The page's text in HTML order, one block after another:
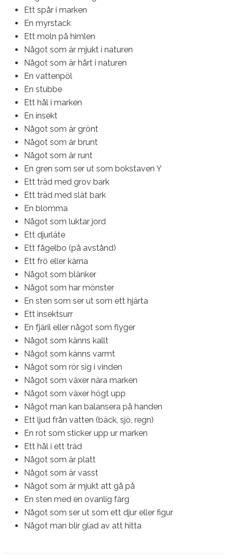
Ett spår i marken
En myrstack
Ett moln på himlen
Något som är mjukt i naturen
Något som är hårt i naturen
En vattenpöl
En stubbe
Ett hål i marken
En insekt
Något som är grönt
Något som är brunt
Något som är runt
En gren som ser ut som bokstaven Y
Ett träd med grov bark
Ett träd med slät bark
En blomma
Något som luktar jord
Ett djurläte
Ett fågelbo (på avstånd)
Ett frö eller kärna
Något som blänker
Något som har mönster
En sten som ser ut som ett hjärta
Ett insektsurr
En fjäril eller något som flyger
Något som känns kallt
Något som känns varmt
Något som rör sig i vinden
Något som växer nära marken
Något som växer högt upp
Något man kan balansera på handen
Ett ljud från vatten (bäck, sjö, regn)
En rot som sticker upp ur marken
Ett hål i ett träd
Något som är platt
Något som är vasst
Något som är mjukt att gå på
En sten med en ovanlig färg
Något som ser ut som ett djur eller figur
Något man blir glad av att hitta